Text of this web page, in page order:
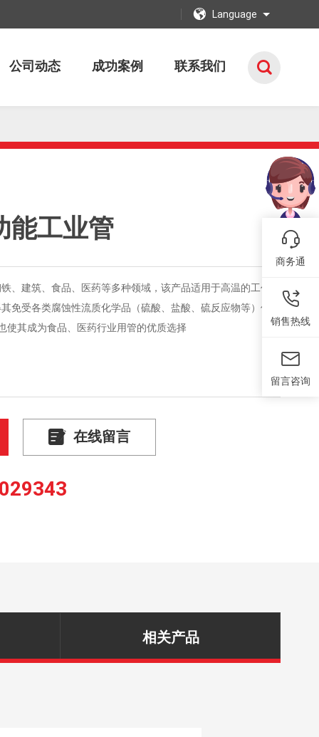
Language
公司动态 成功案例 联系我们
能工业管
、建筑、食品、医药等多种领域，该产品适用于高温的工作
免受各类腐蚀性流质化学品（硫酸、盐酸、硫反应物等）侵
使其成为食品、医药行业用管的优质选择
在线留言
相关产品
商务通
销售热线
留言咨询